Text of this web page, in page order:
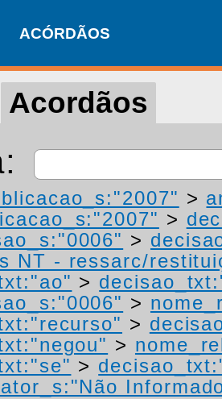
ACÓRDÃOS
Acordãos
>
>
>
NT - ressarc/
>
>
>
>
>